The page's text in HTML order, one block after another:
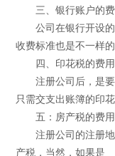
三、银行账户的费
公司在银行开设的
收费标准也是不一样的
四、印花税的费用
注册公司后，是要
只需交支出账簿的印花
五：房产税的费用
注册公司的注册地
产税，当然，如果是